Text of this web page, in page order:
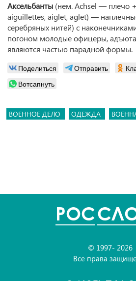
Аксельбанты (нем. Achsel — плечо
aiguillettes, aiglet, aglet) —
серебряных нитей) с
погоном молодые офицеры,
являются частью парадной формы.
Поделиться Отправить
Вотсапнуть
ВОЕННОЕ ДЕЛО ОДЕЖДА
POC
© 1997- 2026
Все права